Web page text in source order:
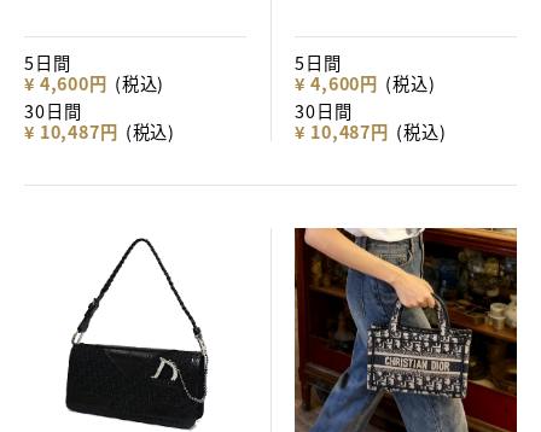
5日間
¥ 4,600円 (税込)
30日間
¥ 10,487円 (税込)
5日間
¥ 4,600円 (税込)
30日間
¥ 10,487円 (税込)